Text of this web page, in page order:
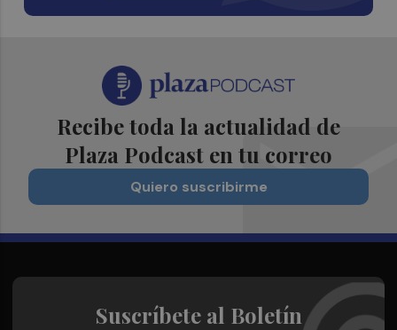
Recibe toda la actualidad de
Plaza Podcast en tu correo
Quiero suscribirme
Suscríbete al Boletín